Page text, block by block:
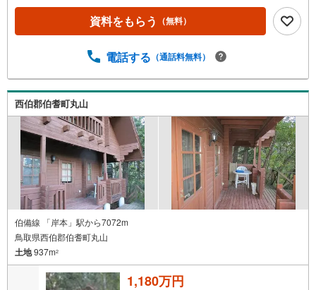
資料をもらう （無料）
電話する （通話料無料）
西伯郡伯耆町丸山
伯備線 「岸本」駅から7072m
鳥取県西伯郡伯耆町丸山
土地937m2
1,180万円